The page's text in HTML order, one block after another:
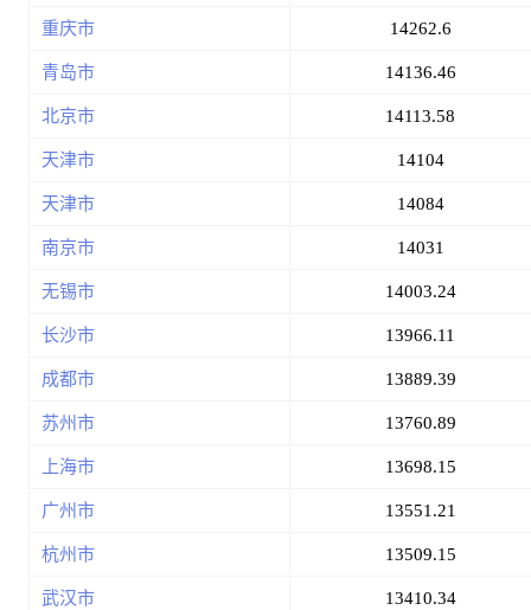
重庆市 14262.6
青岛市 14136.46
北京市 14113.58
天津市 14104
天津市 14084
南京市 14031
无锡市 14003.24
长沙市 13966.11
成都市 13889.39
苏州市 13760.89
上海市 13698.15
广州市 13551.21
杭州市 13509.15
武汉市 13410.34